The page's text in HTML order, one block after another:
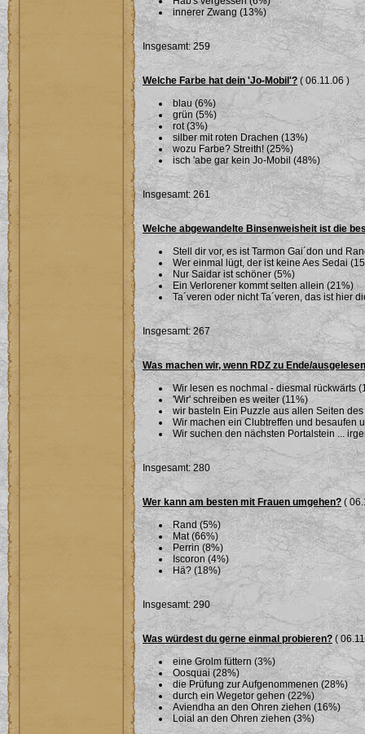
innerer Zwang (13%)
Insgesamt: 259
Welche Farbe hat dein 'Jo-Mobil'? ( 06.11.06 )
blau (6%)
grün (5%)
rot (3%)
silber mit roten Drachen (13%)
wozu Farbe? Streith! (25%)
isch 'abe gar kein Jo-Mobil (48%)
Insgesamt: 261
Welche abgewandelte Binsenweisheit ist die
Stell dir vor, es ist Tarmon Gai´don und
Wer einmal lügt, der ist keine Aes Sedai
Nur Saidar ist schöner (5%)
Ein Verlorener kommt selten allein (21%)
Ta´veren oder nicht Ta´veren, das ist hier
Insgesamt: 267
Was machen wir, wenn RDZ zu Ende/
Wir lesen es nochmal - diesmal rückwärts
'Wir' schreiben es weiter (11%)
wir basteln Ein Puzzle aus allen Seiten
Wir machen ein Clubtreffen und besaufen
Wir suchen den nächsten Portalstein ...
Insgesamt: 280
Wer kann am besten mit Frauen umgehen? (
Rand (5%)
Mat (66%)
Perrin (8%)
Iscoron (4%)
Hä? (18%)
Insgesamt: 290
Was würdest du gerne einmal probieren? (
eine Grolm füttern (3%)
Oosquai (28%)
die Prüfung zur Aufgenommenen (28%)
durch ein Wegetor gehen (22%)
Aviendha an den Ohren ziehen (16%)
Loial an den Ohren ziehen (3%)